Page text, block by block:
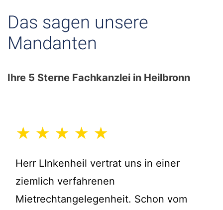
Das sagen unsere
Mandanten
Ihre 5 Sterne Fachkanzlei in Heilbronn
★ ★ ★ ★ ★
Herr LInkenheil vertrat uns in einer
ziemlich verfahrenen
Mietrechtangelegenheit. Schon vom